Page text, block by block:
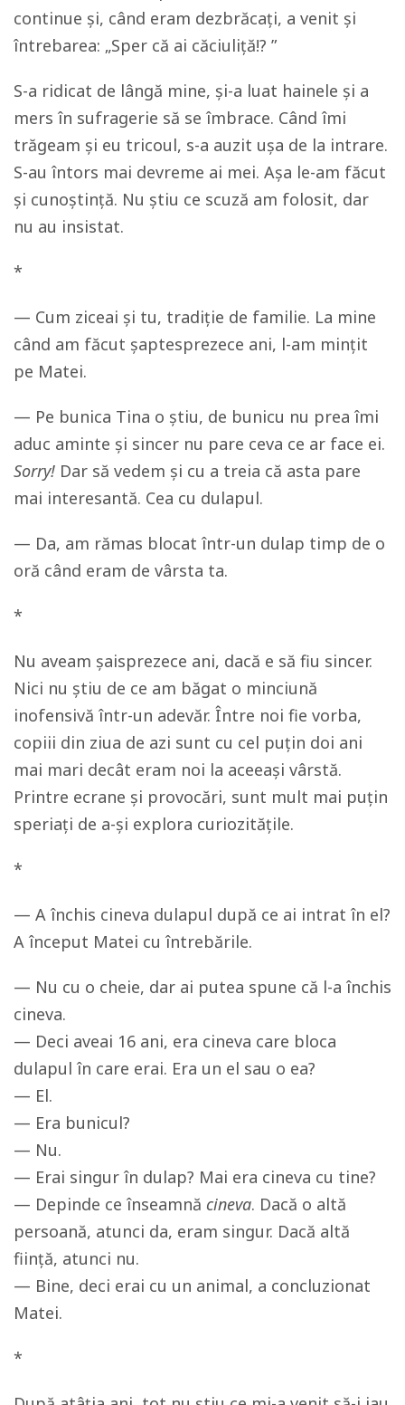
continue și, când eram dezbrăcați, a venit și
întrebarea: „Sper că ai căciuliță!? ”
S-a ridicat de lângă mine, și-a luat hainele și a
mers în sufragerie să se îmbrace. Când îmi
trăgeam și eu tricoul, s-a auzit ușa de la intrare.
S-au întors mai devreme ai mei. Așa le-am făcut
și cunoștință. Nu știu ce scuză am folosit, dar
nu au insistat.
*
— Cum ziceai și tu, tradiție de familie. La mine
când am făcut șaptesprezece ani, l-am mințit
pe Matei.
— Pe bunica Tina o știu, de bunicu nu prea îmi
aduc aminte și sincer nu pare ceva ce ar face ei.
Sorry! Dar să vedem și cu a treia că asta pare
mai interesantă. Cea cu dulapul.
— Da, am rămas blocat într-un dulap timp de o
oră când eram de vârsta ta.
*
Nu aveam șaisprezece ani, dacă e să fiu sincer.
Nici nu știu de ce am băgat o minciună
inofensivă într-un adevăr. Între noi fie vorba,
copiii din ziua de azi sunt cu cel puțin doi ani
mai mari decât eram noi la aceeași vârstă.
Printre ecrane și provocări, sunt mult mai puțin
speriați de a-și explora curiozitățile.
*
— A închis cineva dulapul după ce ai intrat în el?
A început Matei cu întrebările.
— Nu cu o cheie, dar ai putea spune că l-a închis
cineva.
— Deci aveai 16 ani, era cineva care bloca
dulapul în care erai. Era un el sau o ea?
— El.
— Era bunicul?
— Nu.
— Erai singur în dulap? Mai era cineva cu tine?
— Depinde ce înseamnă cineva. Dacă o altă
persoană, atunci da, eram singur. Dacă altă
ființă, atunci nu.
— Bine, deci erai cu un animal, a concluzionat
Matei.
*